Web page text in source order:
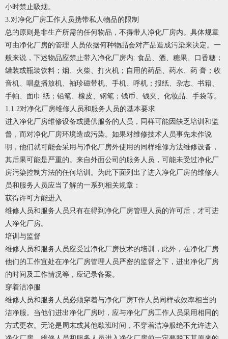
小时禁止吸烟。
3.对净化厂房工作人员携带私人物品的限制
总的原则是非生产所需的任何物品，不得带人净化厂房内。具体规章
可由净化厂房的管理 人员依据何种物品会对产品造成污染来决定。一
般来说，下述物品应禁止带入净化厂房内: 食品、酒、糖果、口香糖；
罐装或瓶装饮料；烟、火柴、打火机；自用的药品、药水、药 膏；收
音机、唱盘播放机、袖珍磁带机、手机、呼机；报纸、杂志、书籍、
手帕、面巾 纸；铅笔、橡皮、钢笔；钱币、钱夹、化妆品、手袋等。
1.1.2对净化厂房维修人员和服务人员的基本要求
进入净化厂房维修设备或提供服务的人员，同样可能因缺乏培训和监
督，而对净化厂房环境造成污染。如果对维修技术人员事先未作说
明，他们就可能会采用与净化厂房外使用的同样维修方法维修设备，
其后果可能是严重的。来自外面公司的服务人员，可能未受过净化厂
房污染控制方法的任何培训。为此下面列出了进入净化厂房的维修人
员和服务人员应当了解的一系列相关规章：
获得许可方能进入
维修人员和服务人员只有在得到净化厂房管理人员的许可后，才可进
人净化厂房。
培训与监督
维修人员和服务人员应受过净化厂房技术的培训，此外，在净化厂房
他们的工作宜处在净化厂房管理人员严密的监督之下，进出净化厂房
的时间及工作情况等，应记录备案。
穿着洁净服
维修人员和服务人员必须穿着与净化厂房T作人员同样或效率相当的
洁净服。当他们进出净化厂房时，应与净化厂房工作人员采用相同的
方式更衣。无论是周末或其他歇班时间，不穿着洁净服绝不允许进入